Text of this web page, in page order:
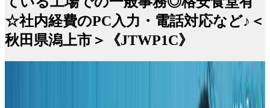
☆社内経費のPC入力・電話対応など♪＜
秋田県潟上市＞《JTWP1C》